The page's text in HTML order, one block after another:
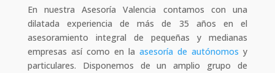
En nuestra Asesoría Valencia contamos con una
dilatada experiencia de más de 35 años en el
asesoramiento integral de pequeñas y medianas
empresas así como en laasesoría de autónomos y
particulares. Disponemos de un amplio grupo de